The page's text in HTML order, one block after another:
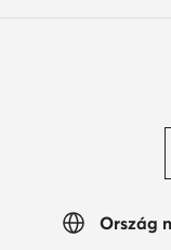
Ország